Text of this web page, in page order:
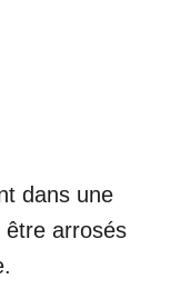
dans une
être arrosés